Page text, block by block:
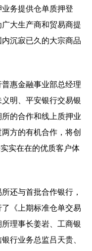
务提供仓单质押登
大生产商和贸易商提
沉寂已久的大宗商品
惠金融事业部总经理
明、平安银行交易银
的合作和线上质押业
方的有机合作，将创
实在在的优质客户体
还与首批合作银行，
《上期标准仓单交易
理事长姜岩、工商银
行业务总监吕天贵、